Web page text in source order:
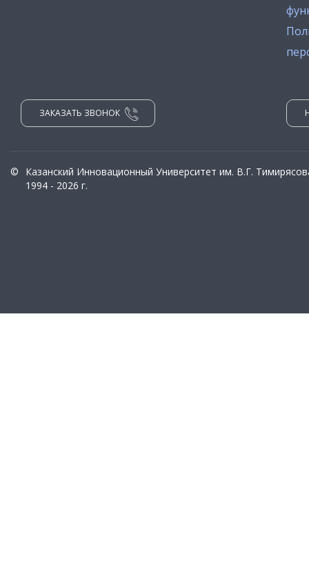
ЗАКАЗАТЬ ЗВОНОК
©
Казанский Инновационный Университет им. В.Г.
1994 - 2026 г.